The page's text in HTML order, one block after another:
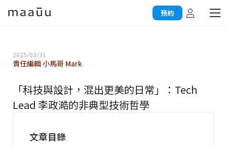
預約
2025/03/31
責任編輯 小馬哥 Mark
「科技與設計，混出更美的日常」：Tech
Lead 李政澔的非典型技術哲學
文章目錄